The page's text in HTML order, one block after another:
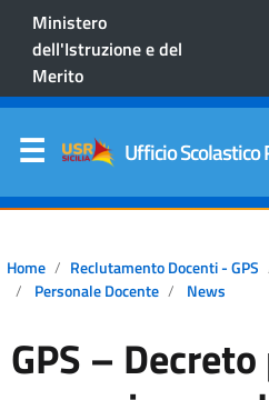
Ministero
dell'Istruzione e del
Merito
Ufficio Scolastico
Home Reclutamento Docenti - GPS
Personale Docente
News
GPS –